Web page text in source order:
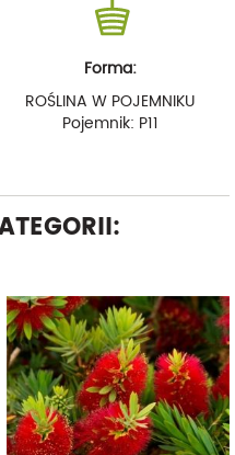
Forma:
ROŚLINA W POJEMNIKU
Pojemnik: P11